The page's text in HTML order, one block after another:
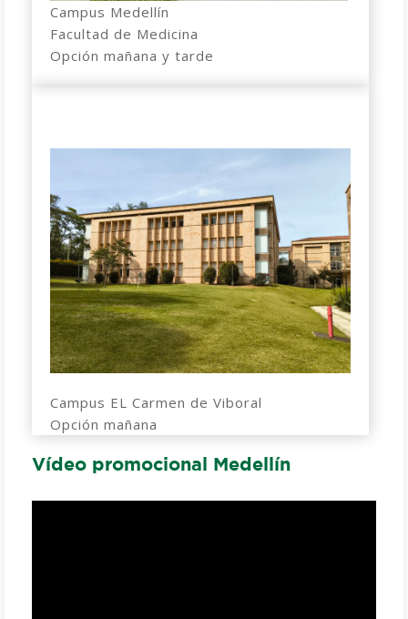
Campus Medellín
Facultad de Medicina
Opción mañana y tarde
Campus EL Carmen de Viboral
Opción mañana
Vídeo promocional Medellín